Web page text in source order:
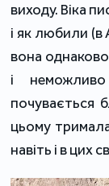
виходу. Віка
і як любили (в
вона
і
почувається
цьому
навіть і в цих